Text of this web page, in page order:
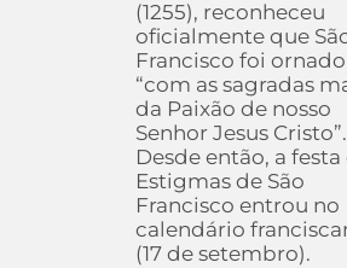
(1255), reconheceu
oficialmente que
Francisco foi ornado
“com as sagradas
da Paixão de nosso
Senhor Jesus Cristo”.
Desde então, a festa
Estigmas de São
Francisco entrou no
calendário
(17 de setembro).